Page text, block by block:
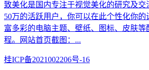
致美化是国内专注于视觉美化的研究及交
50万的活跃用户，你可以在此个性化你
富多彩的电脑主题、壁纸、图标、皮肤
程。网站首页截图：...
桂ICP备2021002206号-16